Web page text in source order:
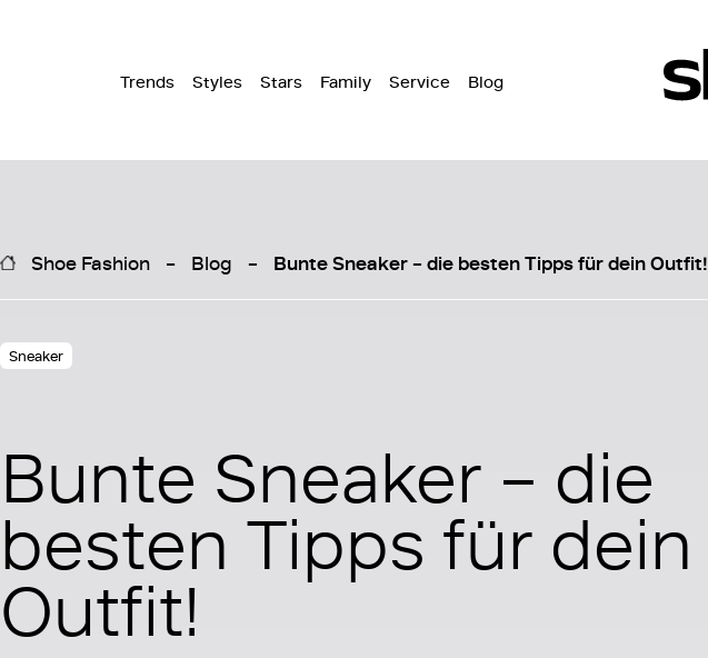
Trends Styles Stars Family Service Blog
Shoe Fashion Blog Bunte Sneaker – die besten Tipps für dein Outfit!
Sneaker
Bunte Sneaker – die
besten Tipps für dein
Outfit!